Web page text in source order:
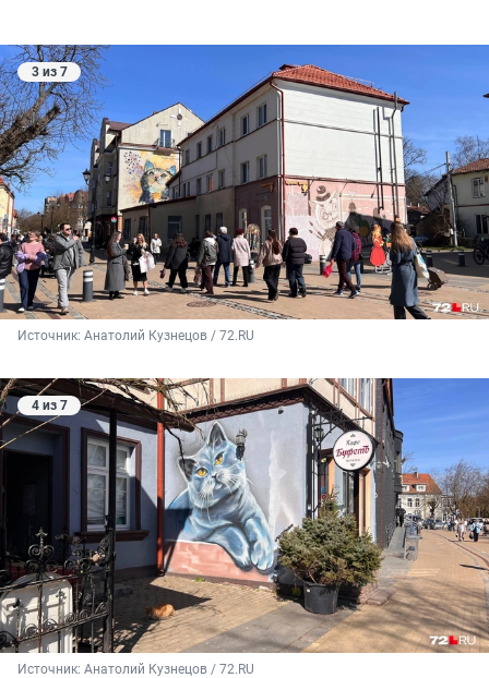
3 из 7
Источник: Анатолий Кузнецов / 72.RU
4 из 7
Источник: Анатолий Кузнецов / 72.RU